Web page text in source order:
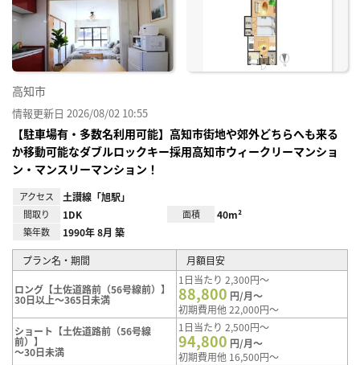
高知市
情報更新日 2026/08/02 10:55
【駐車場有・多数名利用可能】高知市街地や郊外どちらへも来る
か移動可能なダブルロックキー採用高知市ウィークリーマンショ
ン・マンスリーマンション！
アクセス 土讃線「旭駅」
間取り 1DK 面積 40m²
築年数 1990年 8月 築
プラン名・期間 月額目安
ロング【土佐道路前（56号線前）】
30日以上～365日未満
1日当たり 2,300円～
88,800 円/月～
初期費用他 22,000円～
ショート【土佐道路前（56号線
前）】
～30日未満
1日当たり 2,500円～
94,800 円/月～
初期費用他 16,500円～